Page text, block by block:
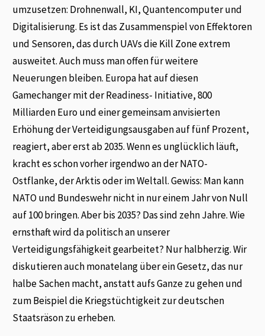
umzusetzen: Drohnenwall, KI, Quantencomputer und
Digitalisierung. Es ist das Zusammenspiel von Effektoren
und Sensoren, das durch UAVs die Kill Zone extrem
ausweitet. Auch muss man offen für weitere
Neuerungen bleiben. Europa hat auf diesen
Gamechanger mit der Readiness- Initiative, 800
Milliarden Euro und einer gemeinsam anvisierten
Erhöhung der Verteidigungsausgaben auf fünf Prozent,
reagiert, aber erst ab 2035. Wenn es unglücklich läuft,
kracht es schon vorher irgendwo an der NATO-
Ostflanke, der Arktis oder im Weltall. Gewiss: Man kann
NATO und Bundeswehr nicht in nur einem Jahr von Null
auf 100 bringen. Aber bis 2035? Das sind zehn Jahre. Wie
ernsthaft wird da politisch an unserer
Verteidigungsfähigkeit gearbeitet? Nur halbherzig. Wir
diskutieren auch monatelang über ein Gesetz, das nur
halbe Sachen macht, anstatt aufs Ganze zu gehen und
zum Beispiel die Kriegstüchtigkeit zur deutschen
Staatsräson zu erheben.